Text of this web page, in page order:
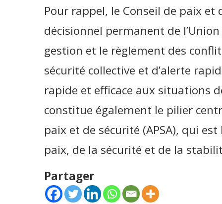
Pour rappel, le Conseil de paix et
décisionnel permanent de
gestion et le règlement des
sécurité collective et d’alerte
rapide et efficace aux situations
constitue également le pilier
paix et de sécurité (APSA), qui
paix, de la sécurité et de la
Partager